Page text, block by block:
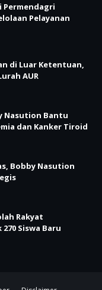
Permendagri
Pelayanan
di Luar Ketentuan,
AUR
Nasution Bantu
dan Kanker Tiroid
Bobby Nasution
Rakyat
Siswa Baru